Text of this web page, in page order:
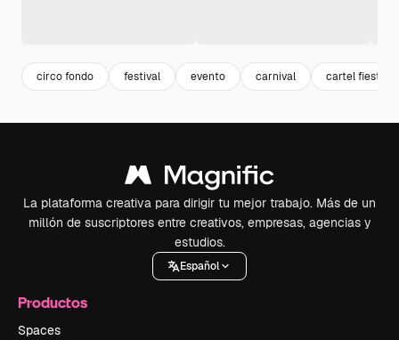
circo fondo festival evento carnival cartel fiesta
La plataforma creativa para dirigir tu mejor trabajo. Más de un
millón de suscriptores entre creativos, empresas, agencias y
estudios.
Español
Productos
Spaces